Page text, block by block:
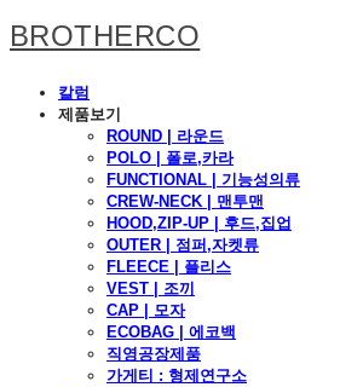
BROTHERCO
칼럼
제품보기
ROUND | 라운드
POLO | 폴로,카라
FUNCTIONAL | 기능성의류
CREW-NECK | 맨투맨
HOOD,ZIP-UP | 후드,집업
OUTER | 점퍼,자켓류
FLEECE | 플리스
VEST | 조끼
CAP | 모자
ECOBAG | 에코백
직영공장제품
가게티 : 형제연구소